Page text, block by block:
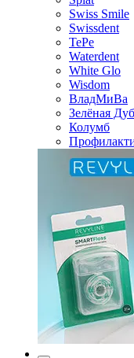
Swiss Smile
Swissdent
TePe
Waterdent
White Glo
Wisdom
ВладМиВа
Зелёная
Колумб